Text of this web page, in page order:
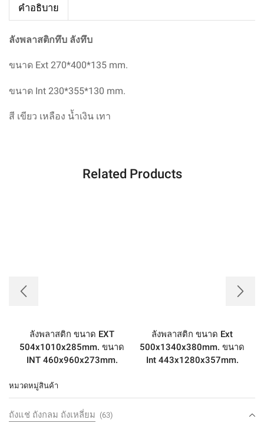
คำอธิบาย
ลังพลาสติกทึบ ลังทึบ
ขนาด Ext 270*400*135 mm.
ขนาด Int 230*355*130 mm.
สี เขียว เหลือง น้ำเงิน เทา
Related Products
ลังพลาสติก ขนาด EXT
504x1010x285mm. ขนาด
INT 460x960x273mm.
ลังพลาสติก ขนาด Ext
500x1340x380mm. ขนาด
Int 443x1280x357mm.
หมวดหมู่สินค้า
ถังแช่ ถังกลม ถังเหลี่ยม (63)